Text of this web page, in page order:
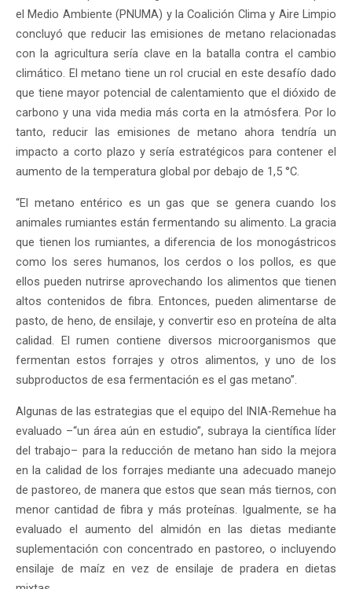
el Medio Ambiente (PNUMA) y la Coalición Clima y Aire Limpio
concluyó que reducir las emisiones de metano relacionadas
con la agricultura sería clave en la batalla contra el cambio
climático. El metano tiene un rol crucial en este desafío dado
que tiene mayor potencial de calentamiento que el dióxido de
carbono y una vida media más corta en la atmósfera. Por lo
tanto, reducir las emisiones de metano ahora tendría un
impacto a corto plazo y sería estratégicos para contener el
aumento de la temperatura global por debajo de 1,5 °C.
“El metano entérico es un gas que se genera cuando los
animales rumiantes están fermentando su alimento. La gracia
que tienen los rumiantes, a diferencia de los monogástricos
como los seres humanos, los cerdos o los pollos, es que
ellos pueden nutrirse aprovechando los alimentos que tienen
altos contenidos de fibra. Entonces, pueden alimentarse de
pasto, de heno, de ensilaje, y convertir eso en proteína de alta
calidad. El rumen contiene diversos microorganismos que
fermentan estos forrajes y otros alimentos, y uno de los
subproductos de esa fermentación es el gas metano”.
Algunas de las estrategias que el equipo del INIA-Remehue ha
evaluado –“un área aún en estudio”, subraya la científica líder
del trabajo– para la reducción de metano han sido la mejora
en la calidad de los forrajes mediante una adecuado manejo
de pastoreo, de manera que estos que sean más tiernos, con
menor cantidad de fibra y más proteínas. Igualmente, se ha
evaluado el aumento del almidón en las dietas mediante
suplementación con concentrado en pastoreo, o incluyendo
ensilaje de maíz en vez de ensilaje de pradera en dietas